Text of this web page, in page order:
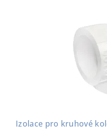
Izolace pro kruhové